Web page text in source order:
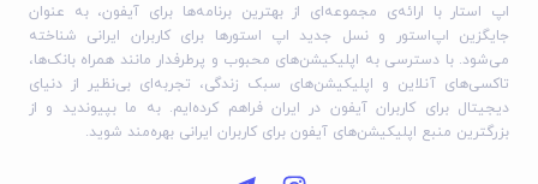
اپ استار با ارائه‌ی مجموعه‌ای از بهترین برنامه‌ها برای آیفون، به عنوان
جایگزین اپ‌استور و نسل جدید اپ استورها برای کاربران ایرانی شناخته
می‌شود. با دسترسی به اپلیکیشن‌های محبوب و پرطرفدار مانند همراه بانک‌ها،
تاکسی‌های آنلاین و اپلیکیشن‌های سبک زندگی، تجربه‌ای بی‌نظیر از دنیای
دیجیتال برای کاربران آیفون در ایران فراهم کرده‌ایم. به ما بپیوندید و از
بزرگترین منبع اپلیکیشن‌های آیفون برای کاربران ایرانی بهره‌مند شوید.